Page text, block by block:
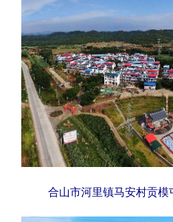
食品 人居
溯源中国 城市
会展 彩票
悦读 公益
亚太网 上市公司
地方频道合山市河里镇马安村贡